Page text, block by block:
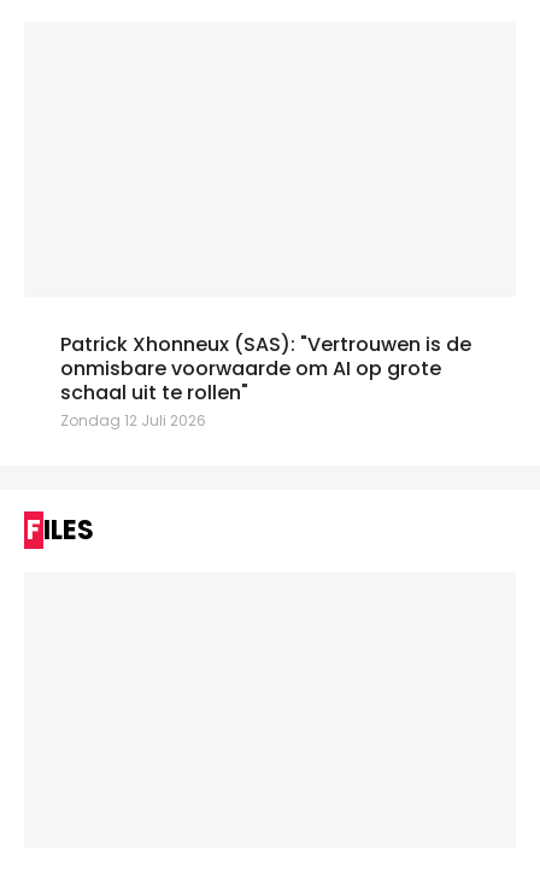
Patrick Xhonneux (SAS): "Vertrouwen is de
onmisbare voorwaarde om AI op grote
schaal uit te rollen"
Zondag 12 Juli 2026
FILES